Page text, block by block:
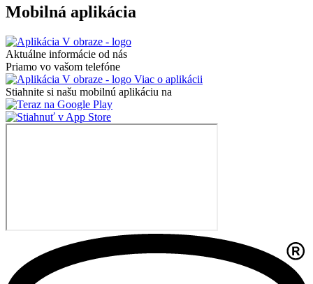
Mobilná aplikácia
Aktuálne informácie od nás
Priamo vo vašom telefóne
Viac o aplikácii
Stiahnite si našu mobilnú aplikáciu na